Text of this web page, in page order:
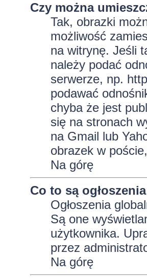
Czy można
Tak, obrazki
możliwość
na witrynę. Jeśli
należy podać
serwerze, np.
podawać
chyba że jest
się na stronach
na Gmail lub
obrazek w
Na górę
Co to są
Ogłoszenia
Są one
użytkownika.
przez
Na górę